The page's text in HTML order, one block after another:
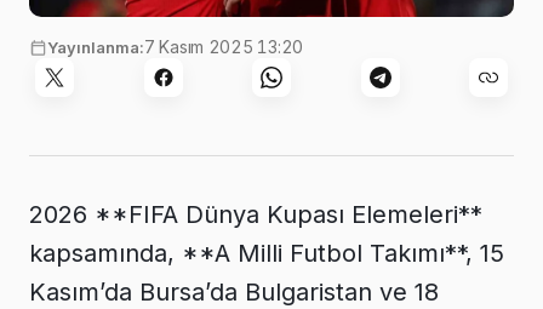
Yayınlanma:7 Kasım 2025 13:20
2026 **FIFA Dünya Kupası Elemeleri**
kapsamında, **A Milli Futbol Takımı**, 15
Kasım’da Bursa’da Bulgaristan ve 18